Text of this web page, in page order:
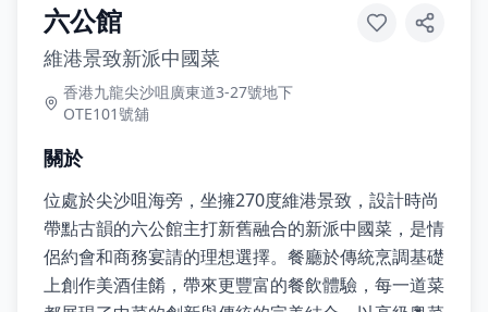
六公館
維港景致新派中國菜
香港九龍尖沙咀廣東道3-27號地下
OTE101號舖
關於
位處於尖沙咀海旁，坐擁270度維港景致，設計時尚
帶點古韻的六公館主打新舊融合的新派中國菜，是情
侶約會和商務宴請的理想選擇。餐廳於傳統烹調基礎
上創作美酒佳餚，帶來更豐富的餐飲體驗，每一道菜